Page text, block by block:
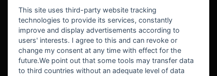
BEKANNT AUS
This site uses third-party website tracking
technologies to provide its services, constantly
improve and display advertisements according to
users' interests. I agree to this and can revoke or
change my consent at any time with effect for the
future.We point out that some tools may transfer data
to third countries without an adequate level of data